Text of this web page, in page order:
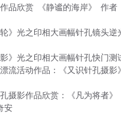
品欣赏 《静谧的海岸》 作者
轮》光之印相大画幅针孔镜头逆
影》光之印相大画幅针孔快门测
流活动作品：《又识针孔摄影》
摄影作品欣赏：《凡为将者》
安